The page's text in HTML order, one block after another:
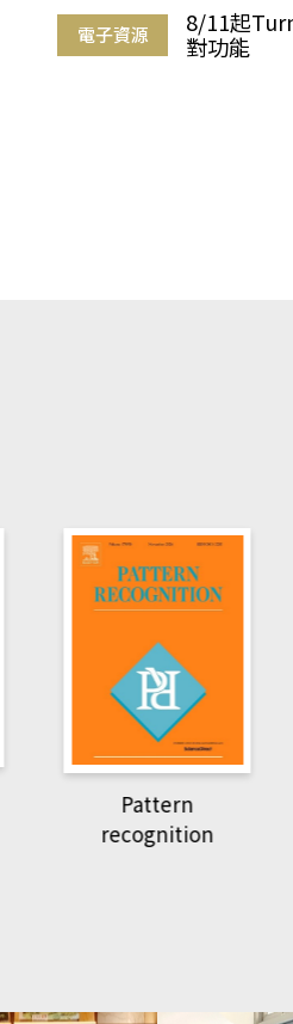
電子資源
8/11起
對功能
Pattern
recognition